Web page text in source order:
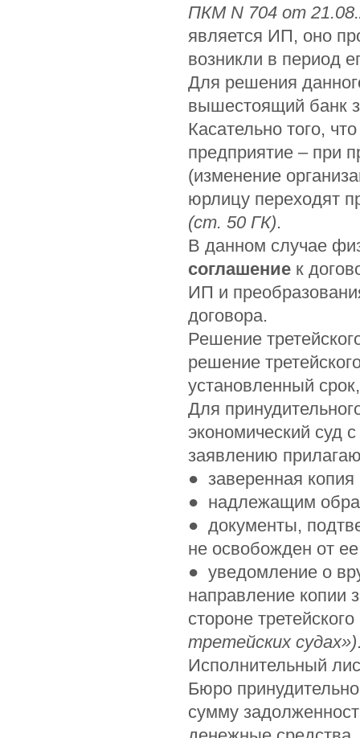
ПКМ N 704 от
является ИП, оно
возникли в период
Для решения
вышестоящий банк
Касательно того,
предприятие – при
(изменение
юрлицу переходят
(ст. 50 ГК).
В данном случае
соглашение к
ИП и
договора.
Решение
решение
установленный
Для
экономический суд
заявлению
● заверенная
● надлежащим
● документы,
не освобожден от
● уведомление о
направление копии
стороне
третейских судах»)
Исполнительный
Бюро
сумму